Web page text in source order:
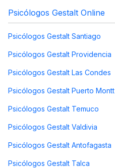
Psicólogos Gestalt Online
Psicólogos Gestalt Santiago
Psicólogos Gestalt Providencia
Psicólogos Gestalt Las Condes
Psicólogos Gestalt Puerto Montt
Psicólogos Gestalt Temuco
Psicólogos Gestalt Valdivia
Psicólogos Gestalt Antofagasta
Psicólogos Gestalt Talca